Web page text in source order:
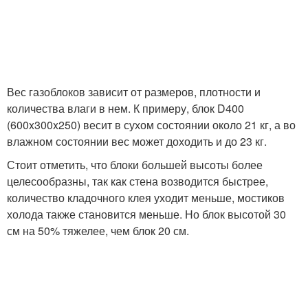
Вес газоблоков зависит от размеров, плотности и
количества влаги в нем. К примеру, блок D400
(600x300x250) весит в сухом состоянии около 21 кг, а во
влажном состоянии вес может доходить и до 23 кг.
Стоит отметить, что блоки большей высоты более
целесообразны, так как стена возводится быстрее,
количество кладочного клея уходит меньше, мостиков
холода также становится меньше. Но блок высотой 30
см на 50% тяжелее, чем блок 20 см.